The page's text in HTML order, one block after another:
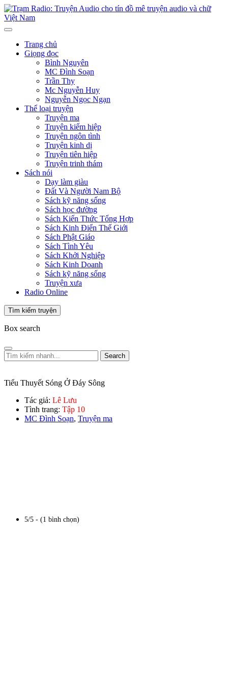
Trang chủ
Giọng đọc
Bình Nguyên
MC Đình Soạn
Trần Thy
Mc Nguyễn Huy
Nguyễn Ngọc Ngạn
Thể loại truyện
Truyện ma
Truyện kiếm hiệp
Truyện ngôn tình
Truyện kinh dị
Truyện tiên hiệp
Truyện trinh thám
Sách nói
Dạy làm giàu
Đất Và Người Nam Bộ
Sách kỹ năng sống
Sách học đường
Sách Kiến Thức Tổng Hợp
Sách Kinh Điển Thế Giới
Sách Phật Giáo
Sách Tình Yêu
Sách Khởi Nghiệp
Sách Kinh Doanh
Sách kỹ năng sống
Truyện xưa
Radio Online
Tìm kiếm truyện
Box search
Search
Tiểu Thuyết Sóng Ở Đáy Sông
Tác giả: Lê Lưu
Tình trang: Tập 10
MC Đình Soạn, Truyện ma
5/5 - (1 bình chọn)